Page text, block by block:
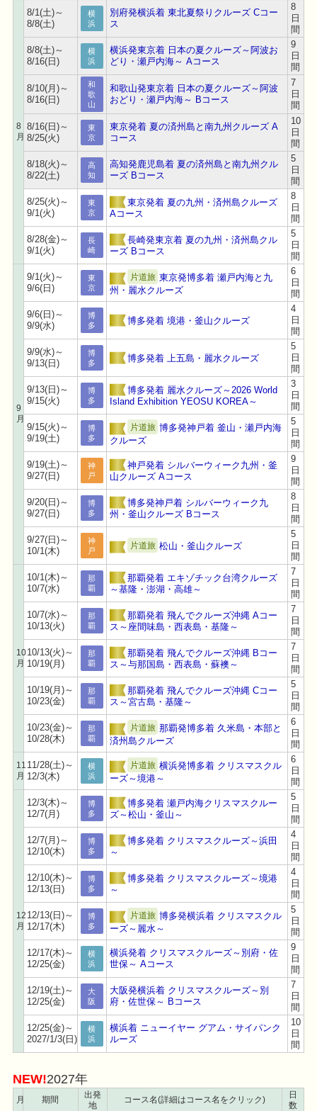
8
月
8/1(土)～
8/8(土)
横
浜
別府発横浜着 東北夏祭りクルーズ Cコー
ス
8
日
間
8/8(土)～
8/16(日)
横
浜
横浜発東京着 日本の夏クルーズ～阿波お
どり・瀬戸内海～ Aコース
9
日
間
8/10(月)～
8/16(日)
和
歌
山
和歌山発東京着 日本の夏クルーズ～阿波
おどり・瀬戸内海～ Bコース
7
日
間
8/16(日)～
8/25(火)
東
京
東京発着 夏の済州島と南九州クルーズ A
コース
10
日
間
8/18(火)～
8/22(土)
高
知
高知発鹿児島着 夏の済州島と南九州クル
ーズ Bコース
5
日
間
8/25(火)～
9/1(火)
東
京
東京発着 夏の九州・済州島クルーズ
Aコース
8
日
間
8/28(金)～
9/1(火)
長
崎
長崎発東京着 夏の九州・済州島クル
ーズ Bコース
5
日
間
9
月
9/1(火)～
9/6(日)
東
京
片道旅 東京発博多着 瀬戸内海と九
州・麗水クルーズ
6
日
間
9/6(日)～
9/9(水)
博
多
博多発着 境港・釜山クルーズ
4
日
間
9/9(水)～
9/13(日)
博
多
博多発着 上五島・麗水クルーズ
5
日
間
9/13(日)～
9/15(火)
博
多
博多発着 麗水クルーズ～2026 World
Island Exhibition YEOSU KOREA～
3
日
間
9/15(火)～
9/19(土)
博
多
片道旅 博多発神戸着 釜山・瀬戸内海
クルーズ
5
日
間
9/19(土)～
9/27(日)
神
戸
神戸発着 シルバーウィーク九州・釜
山クルーズ Aコース
9
日
間
9/20(日)～
9/27(日)
博
多
博多発神戸着 シルバーウィーク九
州・釜山クルーズ Bコース
8
日
間
9/27(日)～
10/1(木)
神
戸
片道旅 松山・釜山クルーズ
5
日
間
10
月
10/1(木)～
10/7(水)
那
覇
那覇発着 エキゾチック台湾クルーズ
～基隆・澎湖・高雄～
7
日
間
10/7(水)～
10/13(火)
那
覇
那覇発着 飛んでクルーズ沖縄 Aコー
ス～座間味島・西表島・基隆～
7
日
間
10/13(火)～
10/19(月)
那
覇
那覇発着 飛んでクルーズ沖縄 Bコー
ス～与那国島・西表島・蘇襖～
7
日
間
10/19(月)～
10/23(金)
那
覇
那覇発着 飛んでクルーズ沖縄 Cコー
ス～宮古島・基隆～
5
日
間
10/23(金)～
10/28(木)
那
覇
片道旅 那覇発博多着 久米島・本部と
済州島クルーズ
6
日
間
11
月
11/28(土)～
12/3(木)
横
浜
片道旅 横浜発博多着 クリスマスクル
ーズ～境港～
6
日
間
12
月
12/3(木)～
12/7(月)
博
多
博多発着 瀬戸内海クリスマスクルー
ズ～松山・釜山～
5
日
間
12/7(月)～
12/10(木)
博
多
博多発着 クリスマスクルーズ～浜田
～
4
日
間
12/10(木)～
12/13(日)
博
多
博多発着 クリスマスクルーズ～境港
～
4
日
間
12/13(日)～
12/17(木)
博
多
片道旅 博多発横浜着 クリスマスクル
ーズ～麗水～
5
日
間
12/17(木)～
12/25(金)
横
浜
横浜発着 クリスマスクルーズ～別府・佐
世保～ Aコース
9
日
間
12/19(土)～
12/25(金)
大
阪
大阪発横浜着 クリスマスクルーズ～別
府・佐世保～ Bコース
7
日
間
12/25(金)～
2027/1/3(日)
横
浜
横浜着 ニューイヤー グアム・サイパンク
ルーズ
10
日
間
NEW!2027年
月 期間
出発
地
コース名(詳細はコース名をクリック)
日
数